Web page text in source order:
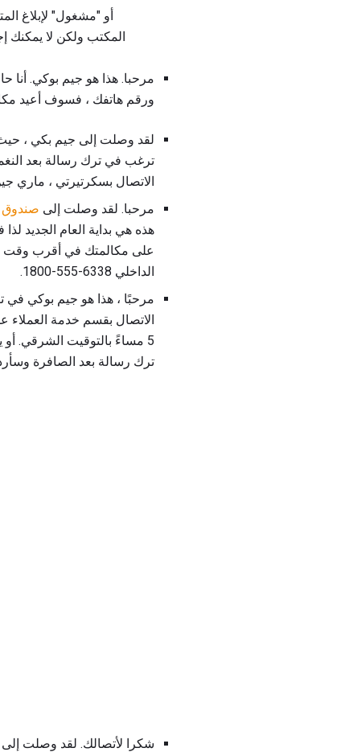
المكتب ولكن لا يمكنك
مرحبا. هذا هو جيم بوكي.
ورقم هاتفك ، فسوف أعيد
لقد وصلت إلى جيم بكي ، حيث
ترغب في ترك رسالة بعد
الاتصال بسكرتيرتي ، ماري جين ، في ملحق
مرحبا. لقد وصلت إلى صندوق
هذه هي بداية العام الجديد
الداخلي 6338-555-1800.
مرحبًا ، هذا هو جيم بوكي في
ترك رسالة بعد الصافرة